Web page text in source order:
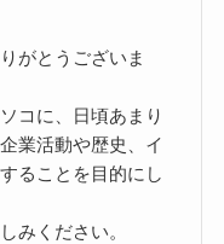
がとうございま
コに、日頃あまり
業活動や歴史、イ
ることを目的にし
みください。